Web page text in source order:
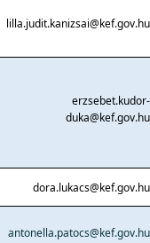
lilla.judit.kanizsai@kef.gov.hu
erzsebet.kudor-
duka@kef.gov.hu
dora.lukacs@kef.gov.hu
antonella.patocs@kef.gov.hu